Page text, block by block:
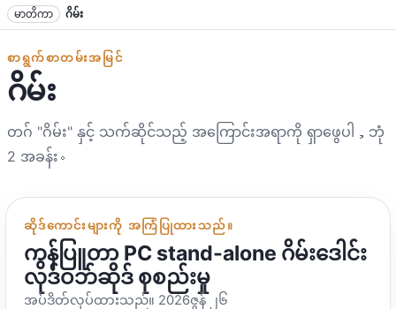
စာသားသို့ ခုန်ပါ။
မာတိကာ ဂိမ်း
စာရွက်စာတမ်းအမြင်
ဂိမ်း
တဂ် "ဂိမ်း" နှင့် သက်ဆိုင်သည့် အကြောင်းအရာကို ရှာဖွေပါ，ဘုံ
2 အခန်း。
ဆိုဒ်ကောင်းများကို အကြံပြုထားသည်။
ကွန်ပြူတာ PC stand-alone ဂိမ်းဒေါင်း
လုဒ်ဝဘ်ဆိုဒ် စုစည်းမှု
အပ်ဒိတ်လုပ်ထားသည်။ 2026ဇွန် ၂၆